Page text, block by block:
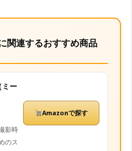
関連するおすすめ商品
ミー
影時
のス
Amazonで探す